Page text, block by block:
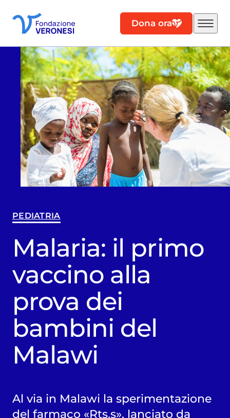
Dona ora
PEDIATRIA
Malaria: il primo
vaccino alla
prova dei
bambini del
Malawi
Al via in Malawi la sperimentazione
del farmaco «Rts,s», lanciato da